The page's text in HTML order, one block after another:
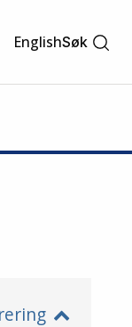
EnglishSøk